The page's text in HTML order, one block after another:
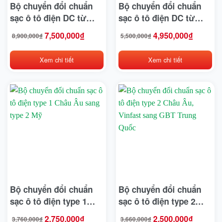
BMW
Bridgestone
BYD
CATL
Chengshin
Deestone
Detech
Bộ chuyển đổi chuẩn
sạc ô tô điện DC từ
CCS2 sang CCS1
8,900,000₫
Giá
gốc
8,900,000₫.
7,500,000₫
Giá
hiện
là:
7,500,000₫.
Xem chi tiết
Bộ chuyển đổi chuẩn
sạc ô tô điện DC từ
CCS2 sang GBT
5,500,000₫
Giá
gốc
5,500,000₫.
4,950,000₫
Giá
hiện
là:
4,950,000₫.
Xem chi tiết
Bộ chuyển đổi chuẩn
sạc ô tô điện type 1
Châu Âu sang type 2
3,760,000₫ 2,750,000₫
Bộ chuyển đổi chuẩn
sạc ô tô điện type 2
Châu Âu, Vinfast sang
3,660,000₫ 2,500,000₫